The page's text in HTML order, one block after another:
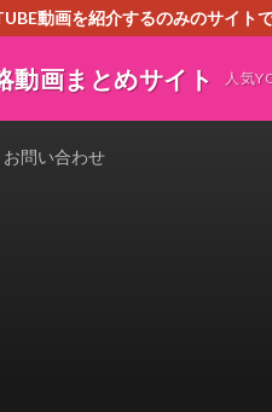
動画を紹介するのみのサイ
動画まとめサイト 人気
お問い合わせ